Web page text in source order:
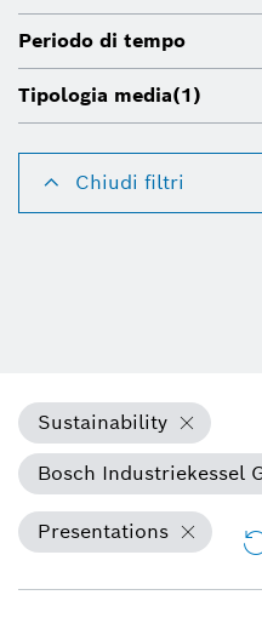
Periodo di tempo
Tipologia media(1)
Chiudi filtri
Sustainability
Bosch Industriekessel
Presentations